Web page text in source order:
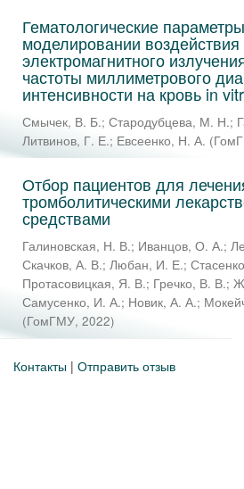
Гематологические
моделировании воздействия
электромагнитного
частоты миллиметрового
интенсивности на кровь in
Смычек, В. Б.; Стародубцева, М. Н.;
Литвинов, Г. Е.; Евсеенко, Н. А. (
Отбор пациентов для
тромболитическими
средствами
Галиновская, Н. В.; Иванцов, О. А.;
Скачков, А. В.; Любан, И. Е.;
Протасовицкая, Я. В.; Гречко, В. В.;
Самусенко, И. А.; Новик, А. А.;
(ГомГМУ, 2022)
Контакты | Отправить отзыв